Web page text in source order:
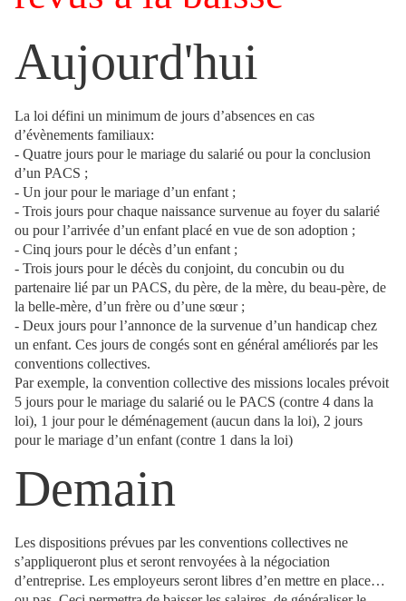
Aujourd'hui
La loi défini un minimum de jours d’absences en cas
d’évènements familiaux:
- Quatre jours pour le mariage du salarié ou pour la conclusion
d’un PACS ;
- Un jour pour le mariage d’un enfant ;
- Trois jours pour chaque naissance survenue au foyer du salarié
ou pour l’arrivée d’un enfant placé en vue de son adoption ;
- Cinq jours pour le décès d’un enfant ;
- Trois jours pour le décès du conjoint, du concubin ou du
partenaire lié par un PACS, du père, de la mère, du beau-père, de
la belle-mère, d’un frère ou d’une sœur ;
- Deux jours pour l’annonce de la survenue d’un handicap chez
un enfant. Ces jours de congés sont en général améliorés par les
conventions collectives.
Par exemple, la convention collective des missions locales prévoit
5 jours pour le mariage du salarié ou le PACS (contre 4 dans la
loi), 1 jour pour le déménagement (aucun dans la loi), 2 jours
pour le mariage d’un enfant (contre 1 dans la loi)
Demain
Les dispositions prévues par les conventions collectives ne
s’appliqueront plus et seront renvoyées à la négociation
d’entreprise. Les employeurs seront libres d’en mettre en place…